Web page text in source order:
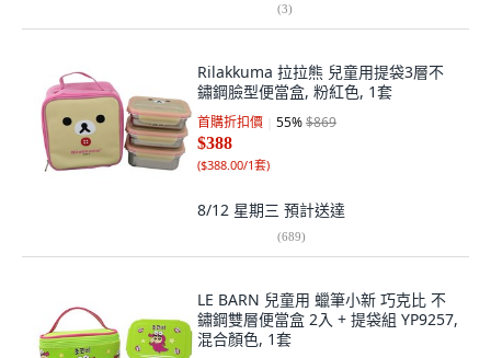
(3)
Rilakkuma 拉拉熊 兒童用提袋3層不
鏽鋼臉型便當盒, 粉紅色, 1套
首購折扣價 55%$869
$388
($388.00/1套)
8/12 星期三 預計送達
(689)
LE BARN 兒童用 蠟筆小新 巧克比 不
鏽鋼雙層便當盒 2入 + 提袋組 YP9257,
混合顏色, 1套